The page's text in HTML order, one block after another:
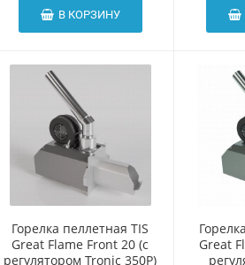
В КОРЗИНУ
Горелка пеллетная TIS
Great Flame Front 20 (c
регулятором Tronic 350P)
Great